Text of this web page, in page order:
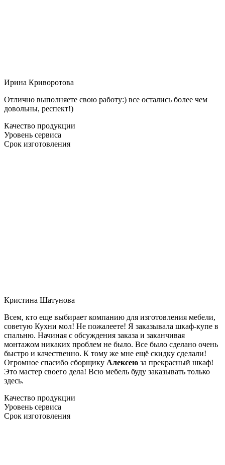
Ирина Криворотова
Отлично выполняете свою работу:) все остались более чем
довольны, респект!)
Качество продукции
Уровень сервиса
Срок изготовления
Кристина Шатунова
Всем, кто еще выбирает компанию для изготовления мебели,
советую Кухни мол! Не пожалеете! Я заказывала шкаф-купе в
спальню. Начиная с обсуждения заказа и заканчивая
монтажом никаких проблем не было. Все было сделано очень
быстро и качественно. К тому же мне ещё скидку сделали!
Огромное спасибо сборщику Алексею за прекрасный шкаф!
Это мастер своего дела! Всю мебель буду заказывать только
здесь.
Качество продукции
Уровень сервиса
Срок изготовления